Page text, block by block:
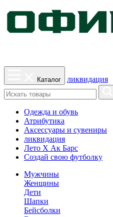
Каталог ликвидация
Одежда и обувь
Атрибутика
Аксессуары и сувениры
ликвидация
Лето Х Ак Барс
Создай свою футболку
Мужчины
Женщины
Дети
Шапки
Бейсболки